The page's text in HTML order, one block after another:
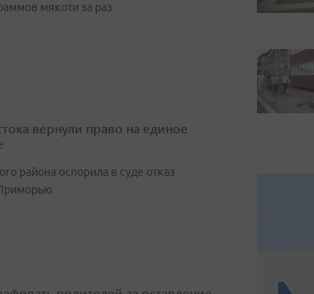
мякоти за раз
вернули право на единое
района оспорила в суде отказ